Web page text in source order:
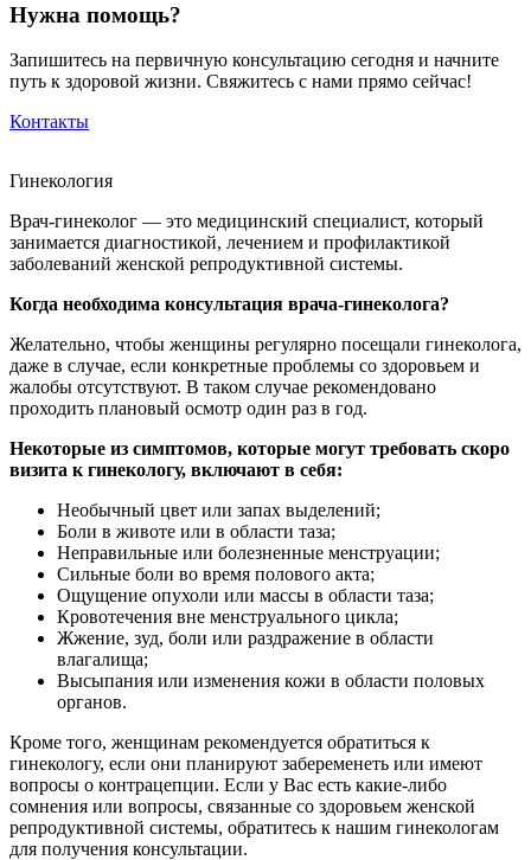
Нужна помощь?
Запишитесь на первичную консультацию сегодня и начните
путь к здоровой жизни. Свяжитесь с нами прямо сейчас!
Контакты
Гинекология
Врач-гинеколог — это медицинский специалист, который
занимается диагностикой, лечением и профилактикой
заболеваний женской репродуктивной системы.
Когда необходима консультация врача-гинеколога?
Желательно, чтобы женщины регулярно посещали гинеколога,
даже в случае, если конкретные проблемы со здоровьем и
жалобы отсутствуют. В таком случае рекомендовано
проходить плановый осмотр один раз в год.
Некоторые из симптомов, которые могут требовать скоро
визита к гинекологу, включают в себя:
Необычный цвет или запах выделений;
Боли в животе или в области таза;
Неправильные или болезненные менструации;
Сильные боли во время полового акта;
Ощущение опухоли или массы в области таза;
Кровотечения вне менструального цикла;
Жжение, зуд, боли или раздражение в области
влагалища;
Высыпания или изменения кожи в области половых
органов.
Кроме того, женщинам рекомендуется обратиться к
гинекологу, если они планируют забеременеть или имеют
вопросы о контрацепции. Если у Вас есть какие-либо
сомнения или вопросы, связанные со здоровьем женской
репродуктивной системы, обратитесь к нашим гинекологам
для получения консультации.